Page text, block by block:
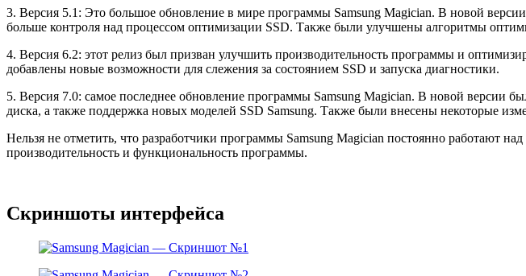
3. Версия 5.1: Это большое обновление в мире программы Samsung Magician. В новой
больше контроля над процессом оптимизации SSD. Также были улучшены алгоритмы
4. Версия 6.2: этот релиз был призван улучшить производительность программы и
добавлены новые возможности для слежения за состоянием SSD и запуска диагностики.
5. Версия 7.0: самое последнее обновление программы Samsung Magician. В новой
диска, а также поддержка новых моделей SSD Samsung. Также были внесены некоторые
Нельзя не отметить, что разработчики программы Samsung Magician постоянно работают
производительность и функциональность программы.
Скриншоты интерфейса